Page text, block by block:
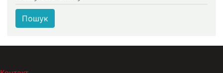
Пошук
МЕНЮ В ПОДВАЛЕ